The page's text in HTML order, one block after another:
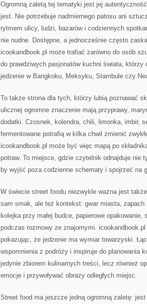
Ogromną zaletą tej tematyki jest jej
jest. Nie potrzebuje nadmiernego patosu ani
rytmem ulicy, ludzi, bazarów i codziennych
nie nudne. Dostępne, a jednocześnie często
icookandbook.pl może trafiać zarówno do osób
do prawdziwych pasjonatów kuchni świata,
jedzenie w Bangkoku, Meksyku, Stambule czy
To także strona dla tych, którzy lubią poznawać
ulicznej ogromne znaczenie mają przyprawy,
dodatki. Czosnek, kolendra, chili, limonka, imbir,
fermentowane potrafią w kilka chwil zmienić
icookandbook.pl może być więc mapą po
potraw. To miejsce, gdzie czytelnik odnajduje nie
by wyjść poza codzienne schematy i spojrzeć na
W świecie street foodu niezwykle ważna jest
sam smak, ale też kontekst: gwar miasta,
kolejka przy małej budce, papierowe
podczas rozmowy ze znajomymi.
pokazując, że jedzenie ma wymiar towarzyski.
wspomnienia z podróży i inspiruje do planowania
jedynie zbiorem kulinarnych treści, lecz również
emocje i przywoływać obrazy odległych miejsc.
Street food ma jeszcze jedną ogromną zaletę: